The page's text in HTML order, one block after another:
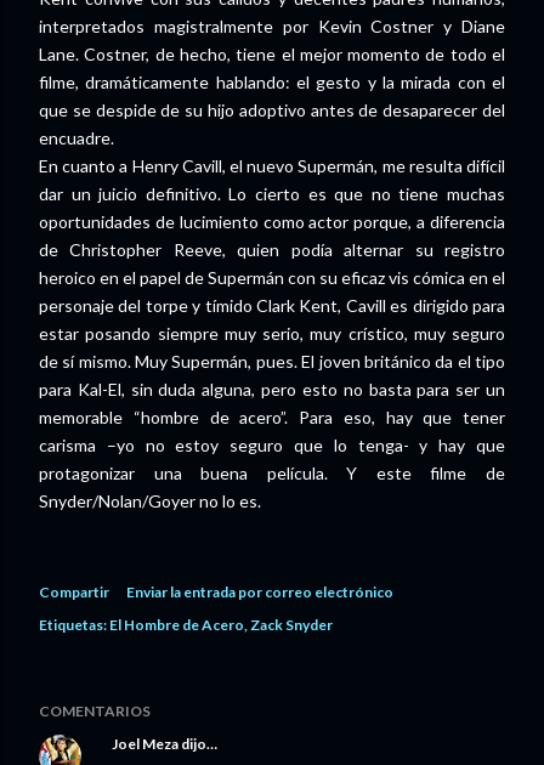
interpretados magistralmente por Kevin Costner y Diane
Lane. Costner, de hecho, tiene el mejor momento de todo el
filme, dramáticamente hablando: el gesto y la mirada con el
que se despide de su hijo adoptivo antes de desaparecer del
encuadre.
En cuanto a Henry Cavill, el nuevo Supermán, me resulta difícil
dar un juicio definitivo. Lo cierto es que no tiene muchas
oportunidades de lucimiento como actor porque, a diferencia
de Christopher Reeve, quien podía alternar su registro
heroico en el papel de Supermán con su eficaz vis cómica en el
personaje del torpe y tímido Clark Kent, Cavill es dirigido para
estar posando siempre muy serio, muy crístico, muy seguro
de sí mismo. Muy Supermán, pues. El joven británico da el tipo
para Kal-El, sin duda alguna, pero esto no basta para ser un
memorable “hombre de acero”. Para eso, hay que tener
carisma –yo no estoy seguro que lo tenga- y hay que
protagonizar una buena película. Y este filme de
Snyder/Nolan/Goyer no lo es.
Compartir
Enviar la entrada por correo electrónico
Etiquetas: El Hombre de Acero Zack Snyder
COMENTARIOS
Joel Meza dijo…